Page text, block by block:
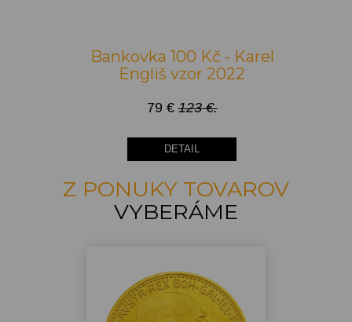
Bankovka 100 Kč - Karel
Engliš vzor 2022
79 € 123 €.
DETAIL
Z PONUKY TOVAROV
VYBERÁME